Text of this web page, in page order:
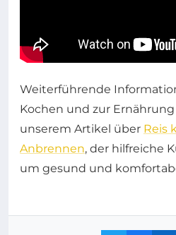
Weiterführende
Kochen und zur
unserem Artikel über Reis
Anbrennen, der hilfreiche
um gesund und